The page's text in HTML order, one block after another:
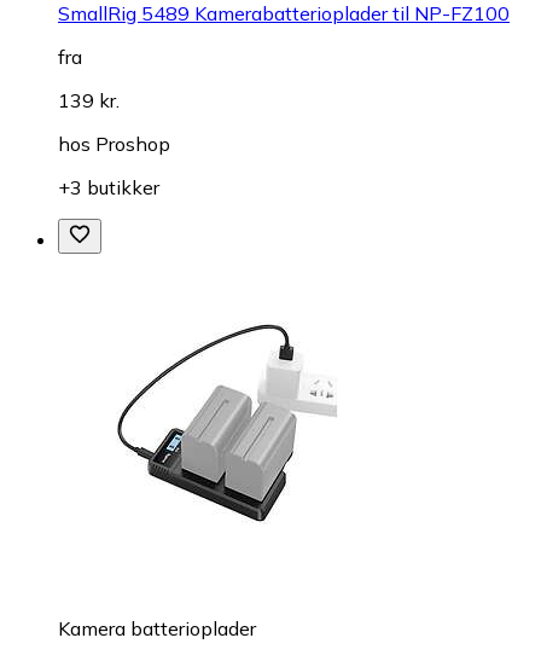
SmallRig 5489 Kamerabatterioplader til NP-FZ100
fra
139 kr.
hos Proshop
+3 butikker
Kamera batterioplader